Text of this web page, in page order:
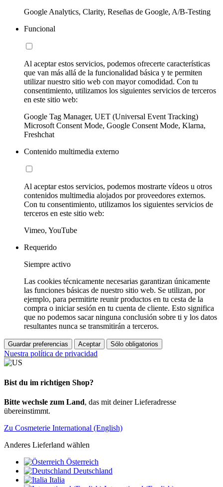
Google Analytics, Clarity, Reseñas de Google, A/B-Testing
Funcional
Al aceptar estos servicios, podemos ofrecerte características
que van más allá de la funcionalidad básica y te permiten
utilizar nuestro sitio web con mayor comodidad. Con tu
consentimiento, utilizamos los siguientes servicios de terceros
en este sitio web:
Google Tag Manager, UET (Universal Event Tracking)
Microsoft Consent Mode, Google Consent Mode, Klarna,
Freshchat
Contenido multimedia externo
Al aceptar estos servicios, podemos mostrarte vídeos u otros
contenidos multimedia alojados por proveedores externos.
Con tu consentimiento, utilizamos los siguientes servicios de
terceros en este sitio web:
Vimeo, YouTube
Requerido
Siempre activo
Las cookies técnicamente necesarias garantizan únicamente
las funciones básicas de nuestro sitio web. Se utilizan, por
ejemplo, para permitirte reunir productos en tu cesta de la
compra o iniciar sesión en tu cuenta de cliente. Esto significa
que no podemos sacar ninguna conclusión sobre ti y los datos
resultantes nunca se transmitirán a terceros.
Guardar preferencias Aceptar Sólo obligatorios
Nuestra política de privacidad
Bist du im richtigen Shop?
Bitte wechsle zum Land, das mit deiner Lieferadresse
übereinstimmt.
Zu Cosmeterie International (English)
Anderes Lieferland wählen
Österreich
Deutschland
Italia